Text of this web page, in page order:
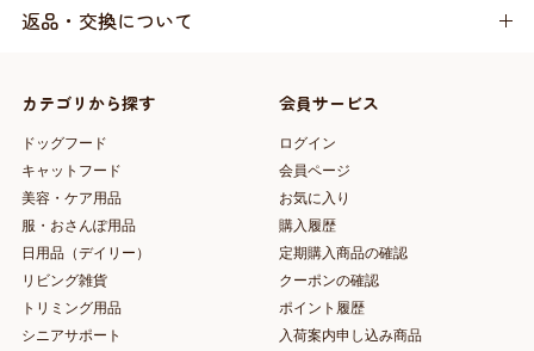
返品・交換について
カテゴリから探す
ドッグフード
キャットフード
美容・ケア用品
服・おさんぽ用品
日用品（デイリー）
リビング雑貨
トリミング用品
シニアサポート
会員サービス
ログイン
会員ページ
お気に入り
購入履歴
定期購入商品の確認
クーポンの確認
ポイント履歴
入荷案内申し込み商品